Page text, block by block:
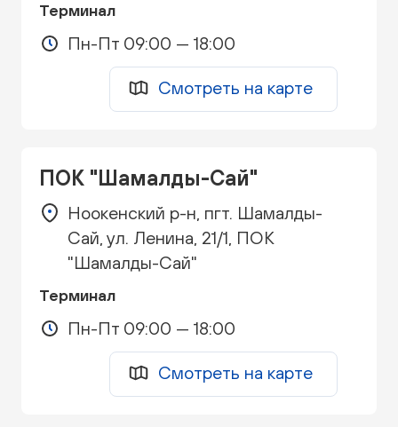
Терминал
Пн-Пт 09:00 — 18:00
Смотреть на карте
ПОК "Шамалды-Сай"
Ноокенский р-н, пгт. Шамалды-
Сай, ул. Ленина, 21/1, ПОК
"Шамалды-Сай"
Терминал
Пн-Пт 09:00 — 18:00
Смотреть на карте